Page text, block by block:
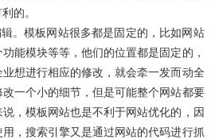
的。
。模板网站很多都是固定的，比如网站
能模块等等，他们的位置都是固定的，
想进行相应的修改，就会牵一发而动全
一个小的细节，但是可能整个网站都要
，模板网站也是不利于网站优化的，因
，搜索引擎又是通过网站的代码进行抓